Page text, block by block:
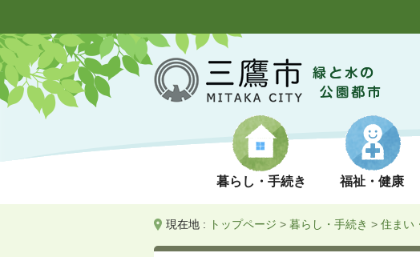
暮らし・手続き 福祉・健康
現在地 : トップページ > 暮らし・手続き > 住まい